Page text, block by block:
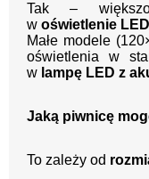
Tak –
w oświetlenie LED
Małe modele
oświetlenia w
w lampę LED z
Jaką piwnicę
To zależy od